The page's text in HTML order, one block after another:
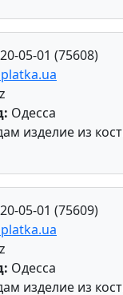
05-01 (75608)
Одесса
изделие из
05-01 (75609)
Одесса
изделие из